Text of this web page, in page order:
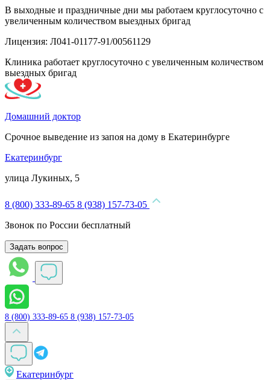
В выходные и праздничные дни мы работаем круглосуточно с
увеличенным количеством выездных бригад
Лицензия: Л041-01177-91/00561129
Клиника работает круглосуточно с увеличенным количеством
выездных бригад
Домашний доктор
Срочное выведение из запоя на дому в Екатеринбурге
Екатеринбург
улица Лукиных, 5
8 (800) 333-89-65 8 (938) 157-73-05
Звонок по России бесплатный
Задать вопрос
8 (800) 333-89-65 8 (938) 157-73-05
Екатеринбург